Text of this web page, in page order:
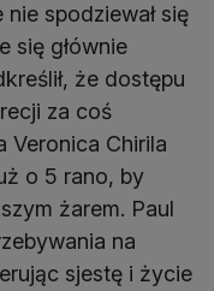
spodziewał się
się głównie
że dostępu
za coś
Veronica Chirila
o 5 rano, by
żarem. Paul
na
sjestę i życie